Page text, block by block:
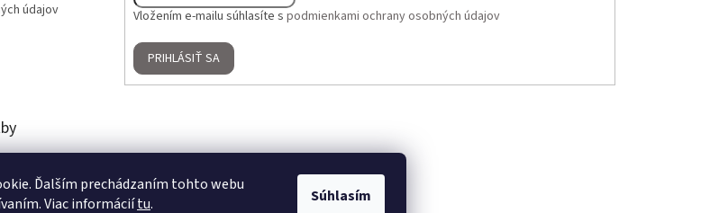
Ďalším prechádzaním tohto webu
Viac informáciítu. Súhlasím
údajov
Vložením e-mailu súhlasíte s podmienkami ochrany osobných údajov
PRIHLÁSIŤ SA